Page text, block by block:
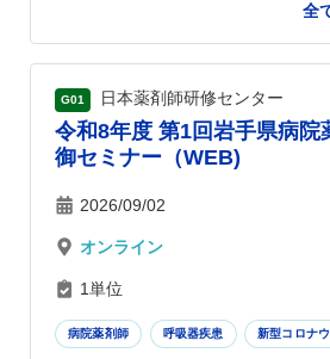
全
G01 日本薬剤師研修センター
令和8年度 第1回岩手県病院
御セミナー（WEB)
2026/09/02
オンライン
1単位
病院薬剤師 呼吸器疾患 新型コロナ